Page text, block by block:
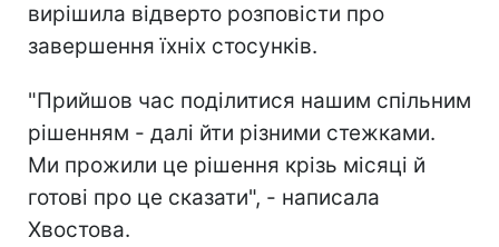
вирішила відверто розповісти про
завершення їхніх стосунків.
"Прийшов час поділитися нашим спільним
рішенням - далі йти різними стежками.
Ми прожили це рішення крізь місяці й
готові про це сказати", - написала
Хвостова.